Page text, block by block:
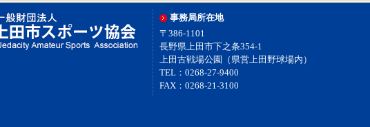
事務局所在地
〒386-1101
長野県上田市下之条354-1
上田古戦場公園（県営上田野球場内）
TEL：0268-27-9400
FAX：0268-21-3100